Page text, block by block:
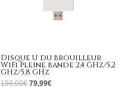
Disque U du brouilleur
WiFi pleine bande 2,4 GHz/5,2
GHz/5,8 GHz
159,00€ 79,99€